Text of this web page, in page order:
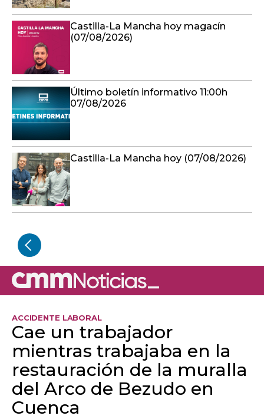
Castilla-La Mancha hoy magacín
(07/08/2026)
Último boletín informativo 11:00h
07/08/2026
Castilla-La Mancha hoy (07/08/2026)
ACCIDENTE LABORAL
Cae un trabajador
mientras trabajaba en la
restauración de la muralla
del Arco de Bezudo en
Cuenca